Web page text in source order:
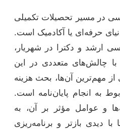
در مسیر تحصیلات تکمیلی
حرفه‌ای یا آکادمیک است.
ارشد و دکترا در شهریار،
با چالش‌های متعددی در این
مهم‌ترین آن‌ها، بحث هزینه
به انجام پایان‌نامه است.
و عوامل مؤثر بر آن، به
دیدی بازتر و برنامه‌ریزی